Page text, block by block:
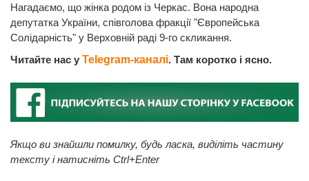
Нагадаємо, що жінка родом із Черкас. Вона народна
депутатка України, співголова фракції "Європейська
Солідарність" у Верховній раді 9-го скликання.
Читайте нас у Telegram-каналі. Там коротко і ясно.
Якщо ви знайшли помилку, будь ласка, виділіть частину
тексту і натисніть Ctrl+Enter